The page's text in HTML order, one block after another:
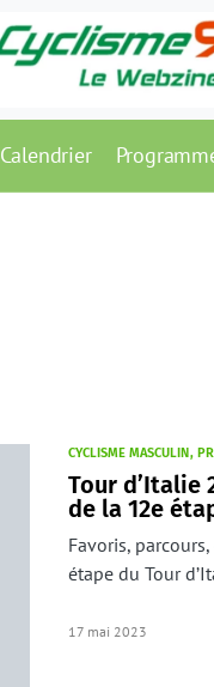
Calendrier
CYCLISME MASCULIN
Tour d’Italie
de la 12e
Favoris,
étape du Tour
17 mai 2023